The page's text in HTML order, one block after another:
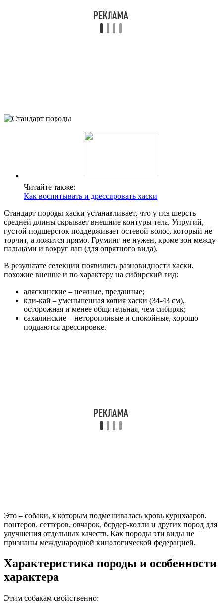
Читайте также:
Как воспитывать и дрессировать хаски
Стандарт породы хаски устанавливает, что у пса шерсть
средней длины скрывает внешние контуры тела. Упругий,
густой подшерсток поддерживает остевой волос, который не
торчит, а ложится прямо. Груминг не нужен, кроме зон между
пальцами и вокруг лап (для опрятного вида).
В результате селекции появились разновидности хаски,
похожие внешне и по характеру на сибирский вид:
аляскинские – нежные, преданные;
кли-кай – уменьшенная копия хаски (34-43 см),
осторожная и менее общительная, чем сибиряк;
сахалинские – неторопливые и спокойные, хорошо
поддаются дрессировке.
Это – собаки, к которым подмешивалась кровь курцхааров,
понтеров, сеттеров, овчарок, бордер-колли и других пород для
улучшения отдельных качеств. Как породы эти виды не
признаны международной кинологической федерацией.
Характеристика породы и особенности
характера
Этим собакам свойственно: